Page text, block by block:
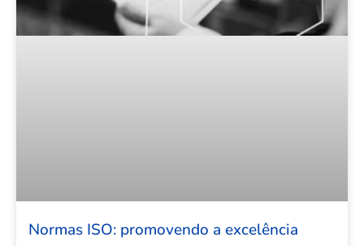
Normas ISO: promovendo a excelência